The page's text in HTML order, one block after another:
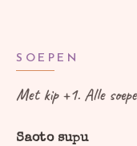
SOEPEN
Met kip +1. Alle
Saoto supu